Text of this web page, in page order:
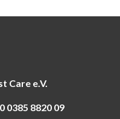
Care e.V.
0385 8820 09